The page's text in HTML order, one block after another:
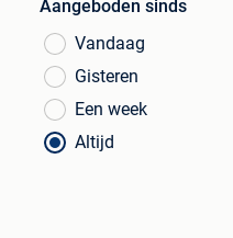
Aangeboden sinds
Vandaag
Gisteren
Een week
Altijd